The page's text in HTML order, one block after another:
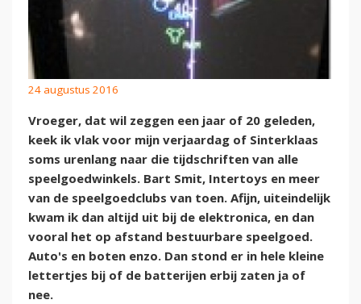
24 augustus 2016
Vroeger, dat wil zeggen een jaar of 20 geleden,
keek ik vlak voor mijn verjaardag of Sinterklaas
soms urenlang naar die tijdschriften van alle
speelgoedwinkels. Bart Smit, Intertoys en meer
van de speelgoedclubs van toen. Afijn, uiteindelijk
kwam ik dan altijd uit bij de elektronica, en dan
vooral het op afstand bestuurbare speelgoed.
Auto's en boten enzo. Dan stond er in hele kleine
lettertjes bij of de batterijen erbij zaten ja of
nee.